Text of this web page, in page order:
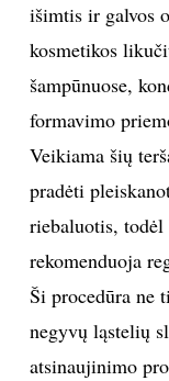
ORAI
ĮDOMYBĖS
ISTORIJA
INTERJERAS
NAMAI
išimtis ir galvos
kosmetikos
šampūnuose,
formavimo
Veikiama šių
pradėti
riebaluotis,
rekomenduoja
Ši procedūra ne
negyvų ląstelių
atsinaujinimo